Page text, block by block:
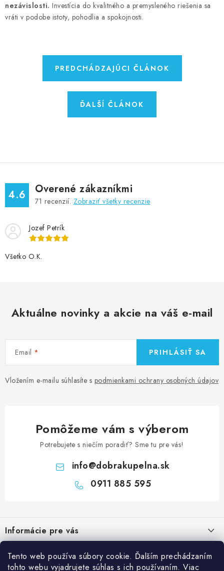
Tento web používa súbory cookie. Ďalším prechádzaním
tohto webu vyjadrujete súhlas s ich používaním. Viac
nezávislosti. Investícia do kvalitného a premysleného riešenia sa
vráti v podobe istoty, pohodlia a spokojnosti.
PREDCHÁDZAJÚCI ČLÁNOK
ĎALŠÍ ČLÁNOK
4.6 Overené zákazníkmi
71 recenzií. Zobraziť všetky recenzie
Jozef Petrík
Všetko O.K.
Aktuálne novinky a akcie na váš e-mail
Email
Vložením e-mailu súhlasíte s podmienkami ochrany osobných údajov
PRIHLÁSIŤ SA
Pomôžeme vám s výberom
Potrebujete s niečím poradiť? Sme tu pre vás!
info@dobrakupelna.sk
0911 885 595
p
ä
Informácie pre vás
Obchodné podmienky
Kategórie